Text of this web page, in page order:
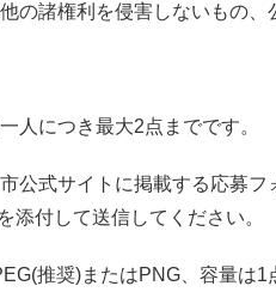
の諸権利を侵害しないもの、
人につき最大2点までです。
公式サイトに掲載する応募
添付して送信してください。
推奨)またはPNG、容量は